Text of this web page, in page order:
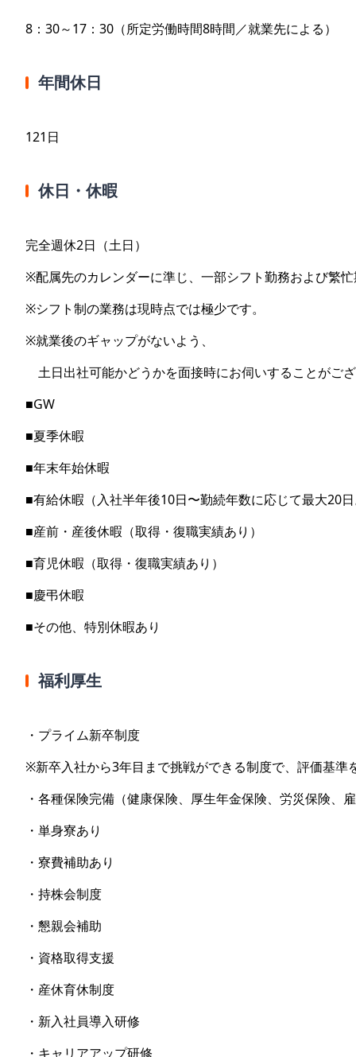
8：30～17：30（所定労働時間8時間／就業先による）
年間休日
121日
休日・休暇
完全週休2日（土日）
※配属先のカレンダーに準じ、一部シフト勤務および繁忙
※シフト制の業務は現時点では極少です。
※就業後のギャップがないよう、
土日出社可能かどうかを面接時にお伺いすることがござ
■GW
■夏季休暇
■年末年始休暇
■有給休暇（入社半年後10日〜勤続年数に応じて最大20日
■産前・産後休暇（取得・復職実績あり）
■育児休暇（取得・復職実績あり）
■慶弔休暇
■その他、特別休暇あり
福利厚生
・プライム新卒制度
※新卒入社から3年目まで挑戦ができる制度で、評価基
・各種保険完備（健康保険、厚生年金保険、労災保険、雇
・単身寮あり
・寮費補助あり
・持株会制度
・懇親会補助
・資格取得支援
・産休育休制度
・新入社員導入研修
・キャリアアップ研修